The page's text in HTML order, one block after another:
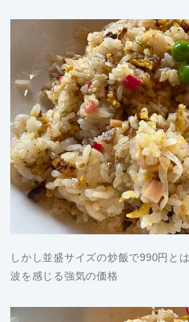
しかし並盛サイズの炒飯で990円と
波を感じる強気の価格